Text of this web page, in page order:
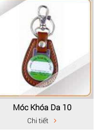
Móc Khóa Da 10
Chi tiết